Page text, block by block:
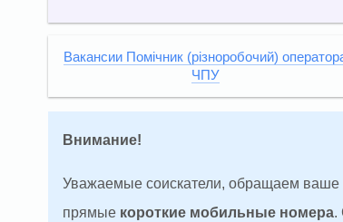
Вакансии Помічник (різноробочий)
ЧПУ
Внимание!
Уважаемые соискатели, обращаем
прямые короткие мобильные номера.